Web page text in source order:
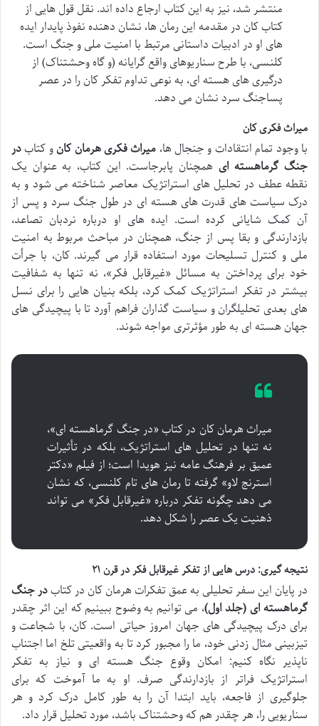
منتشر شد، نیز به این کتاب ارجاع داده اند. نقل قول هایی از
کتاب کان در مقدمه این رمان ها، نشان دهنده نفوذ پایدار ایده
های او در ادبیات داستانی مرتبط با امنیت ملی و جنگ است.
کلنسی، با طرح سناریوهای واقع گرایانه (و گاه وحشتناک) از
درگیری های هسته ای، به نوعی تداوم تفکر کان را در عصر
پساجنگ سرد نشان می دهد.
میراث فکری کان
با وجود تمام انتقادات و جنجال ها، میراث فکری هرمان کانو کتابدر
جنگ گرماهسته ای همچنان پابرجاست. این کتاب، به عنوان یک
نقطه عطف در تحلیل های استراتژیک معاصر شناخته می شود و به
درک سیاست های قدرت های هسته ای در طول جنگ سرد و پس از
آن کمک شایانی کرده است. ایده های او درباره نردبان تصاعد،
بازدارندگی و بقا پس از جنگ، همچنان در مباحث مربوط به امنیت
ملی و کنترل تسلیحات مورد استفاده قرار می گیرند. کان، با جرأت
خود برای پرداختن به مسائل «غیرقابل فکر»، نه تنها به شفافیت
بیشتر در تفکر استراتژیک کمک کرد، بلکه بنیان هایی را برای نسل
های بعدی تحلیلگران و سیاست گذاران فراهم آورد تا با پیچیدگی های
جهان هسته ای به طور مؤثرتری مواجه شوند.
میراث هرمان کان در کتاب «در جنگ گرماهسته ای»،
نه تنها در تحلیل های استراتژیک، بلکه در تأثیرات
عمیق بر فرهنگ عامه نیز هویدا است؛ از فیلم «دکتر
استرنج لاو» گرفته تا رمان های تام کلنسی، که نشان
می دهد چگونه تفکر درباره «غیرقابل فکر» می تواند
ذهنیت یک عصر را شکل دهد.
نتیجه گیری: درس هایی از تفکر غیرقابل فکر در قرن ۲۱
در پایان این سفر تحلیلی به عمق تفکرات هرمان کان در کتابدر جنگ
گرماهسته ای (جلد اول)، می توانیم به وضوح ببینیم که این اثر چقدر
برای درک پیچیدگی های جهان امروز حیاتی است. کان، با شجاعت و
تیزبینی مثال زدنی خود، ما را مجبور کرد تا به واقعیتی تلخ اما اجتناب
ناپذیر نگاه کنیم: امکان وقوع جنگ هسته ای و نیاز به تفکر
استراتژیک فراتر از بازدارندگی صرف. او به ما آموخت که برای
جلوگیری از فاجعه، باید ابتدا آن را به طور کامل درک کرد و هر
سناریویی را، هر چقدر هم که وحشتناک باشد، مورد تحلیل قرار داد.